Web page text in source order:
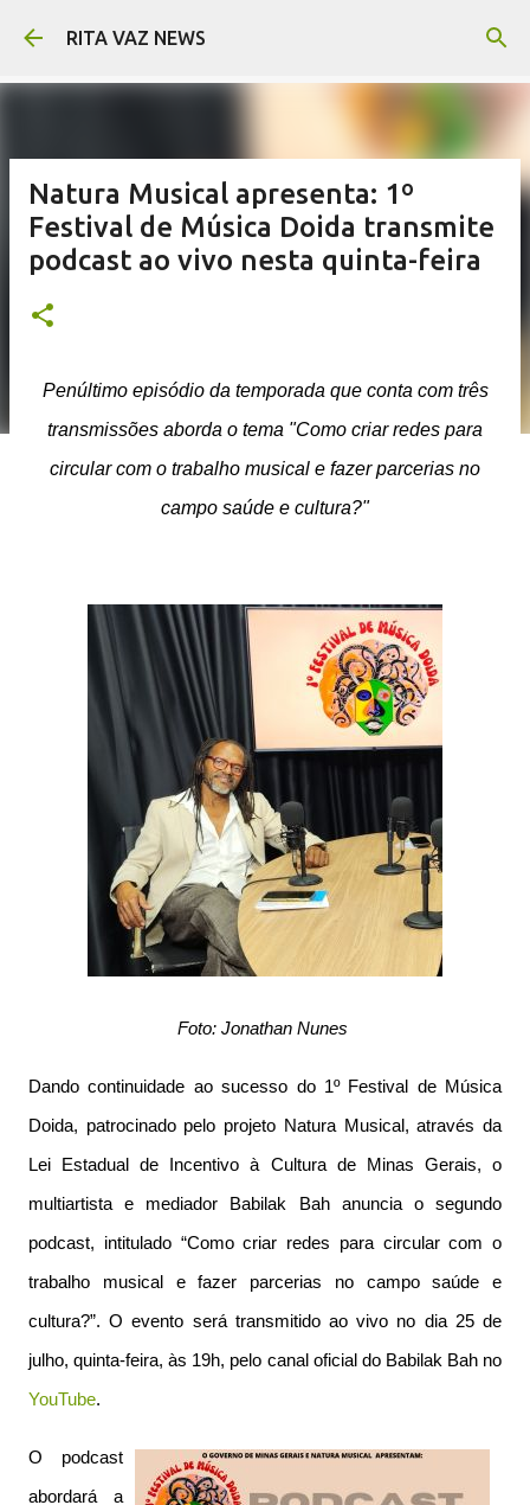
Pular para o conteúdo principal
RITA VAZ NEWS
Natura Musical apresenta: 1º
Festival de Música Doida transmite
podcast ao vivo nesta quinta-feira
Penúltimo episódio da temporada que conta com três
transmissões aborda o tema "Como criar redes para
circular com o trabalho musical e fazer parcerias no
campo saúde e cultura?"
Foto: Jonathan Nunes
Dando continuidade ao sucesso do 1º Festival de Música
Doida, patrocinado pelo projeto Natura Musical, através da
Lei Estadual de Incentivo à Cultura de Minas Gerais, o
multiartista e mediador Babilak Bah anuncia o segundo
podcast, intitulado “Como criar redes para circular com o
trabalho musical e fazer parcerias no campo saúde e
cultura?”. O evento será transmitido ao vivo no dia 25 de
julho, quinta-feira, às 19h, pelo canal oficial do Babilak Bah no
YouTube.
O podcast
abordará a